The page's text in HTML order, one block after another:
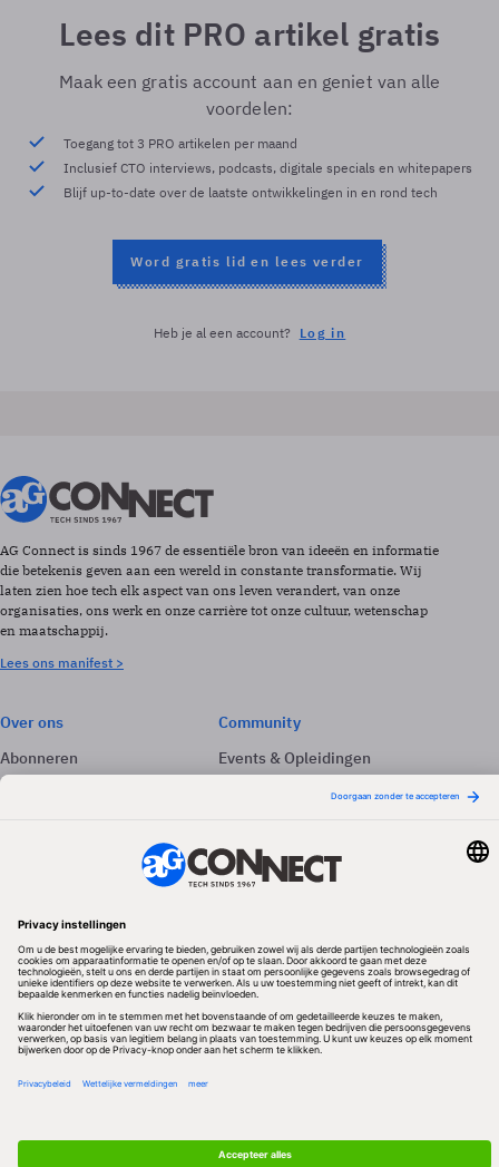
Lees dit PRO artikel gratis
Maak een gratis account aan en geniet van alle
voordelen:
Toegang tot 3 PRO artikelen per maand
Inclusief CTO interviews, podcasts, digitale specials en whitepapers
Blijf up-to-date over de laatste ontwikkelingen in en rond tech
Word gratis lid en lees verder
Heb je al een account? Log in
AG Connect is sinds 1967 de essentiële bron van ideeën en informatie
die betekenis geven aan een wereld in constante transformatie. Wij
laten zien hoe tech elk aspect van ons leven verandert, van onze
organisaties, ons werk en onze carrière tot onze cultuur, wetenschap
en maatschappij.
Lees ons manifest >
Over ons
Abonneren
Adverteren
Community
Events & Opleidingen
Volg ons
Redactionele partner
Algemene Voorwaarden & Copyrights